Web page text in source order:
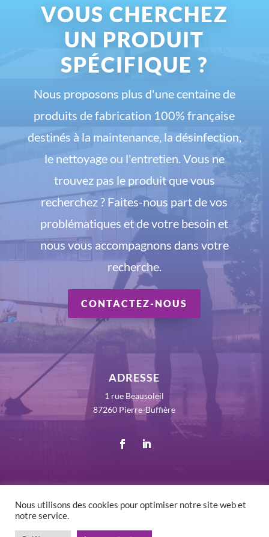
VOUS CHERCHEZ
UN PRODUIT
SPÉCIFIQUE ?
Nous proposons plus d'une centaine de
produits de fabrication 100% française
destinés à la maintenance, la désinfection,
le nettoyage ou l'entretien. Vous ne
trouvez pas le produit que vous
recherchez ? Faites-nous part de vos
problématiques et de votre besoin et
nous vous accompagnons dans votre
recherche.
CONTACTEZ-NOUS
ADRESSE
1 rue Beausoleil
87260 Pierre-Buffière
©2026 RLV France - Tous droits réservés -
Légales-Politique de confidentialité
Nous utilisons des cookies pour optimiser notre site web et
notre service.